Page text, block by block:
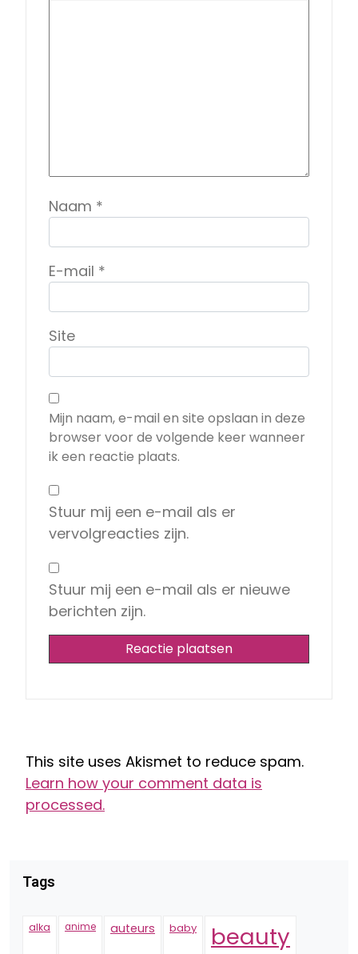
Naam *
E-mail *
Site
Mijn naam, e-mail en site opslaan in deze
browser voor de volgende keer wanneer
ik een reactie plaats.
Stuur mij een e-mail als er
vervolgreacties zijn.
Stuur mij een e-mail als er nieuwe
berichten zijn.
This site uses Akismet to reduce spam.
Learn how your comment data is
processed.
Tags
alka anime auteurs baby beauty